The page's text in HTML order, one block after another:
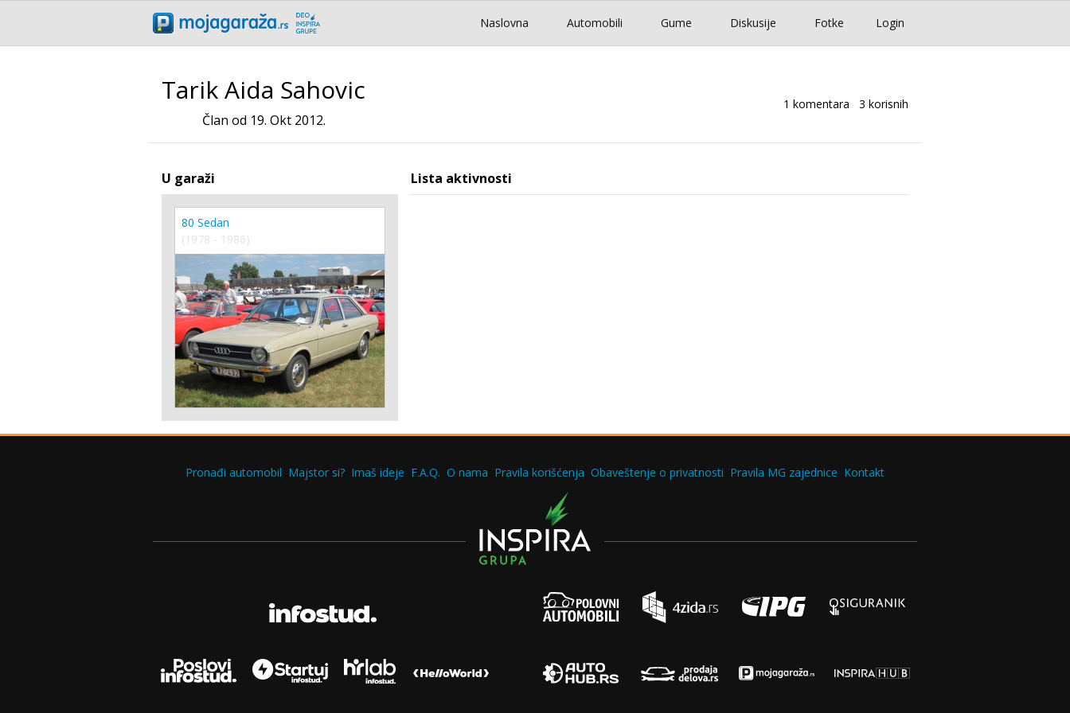
Login
Naslovna Automobili Gume Diskusije Fotke
Tarik Aida Sahovic
Član od 19. Okt 2012.
1 komentara 3 korisnih
U garaži
80 Sedan
(1978 - 1986)
Lista aktivnosti
Pronađi automobil Majstor si? Imaš ideje F.A.Q. O nama Pravila korišćenja Obaveštenje o privatnosti Pravila MG zajednice Kontakt